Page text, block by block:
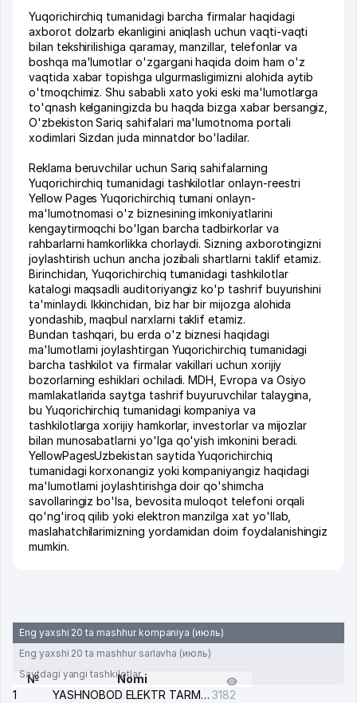
Yuqorichirchiq tumanidagi barcha firmalar haqidagi
axborot dolzarb ekanligini aniqlash uchun vaqti-vaqti
bilan tekshirilishiga qaramay, manzillar, telefonlar va
boshqa ma'lumotlar o'zgargani haqida doim ham o'z
vaqtida xabar topishga ulgurmasligimizni alohida aytib
o'tmoqchimiz. Shu sababli xato yoki eski ma'lumotlarga
to'qnash kelganingizda bu haqda bizga xabar bersangiz,
O'zbekiston Sariq sahifalari ma'lumotnoma portali
xodimlari Sizdan juda minnatdor bo'ladilar.
Reklama beruvchilar uchun Sariq sahifalarning
Yuqorichirchiq tumanidagi tashkilotlar onlayn-reestri
Yellow Pages Yuqorichirchiq tumani onlayn-
ma'lumotnomasi o'z biznesining imkoniyatlarini
kengaytirmoqchi bo'lgan barcha tadbirkorlar va
rahbarlarni hamkorlikka chorlaydi. Sizning axborotingizni
joylashtirish uchun ancha jozibali shartlarni taklif etamiz.
Birinchidan, Yuqorichirchiq tumanidagi tashkilotlar
katalogi maqsadli auditoriyangiz ko'p tashrif buyurishini
ta'minlaydi. Ikkinchidan, biz har bir mijozga alohida
yondashib, maqbul narxlarni taklif etamiz.
Bundan tashqari, bu erda o'z biznesi haqidagi
ma'lumotlarni joylashtirgan Yuqorichirchiq tumanidagi
barcha tashkilot va firmalar vakillari uchun xorijiy
bozorlarning eshiklari ochiladi. MDH, Evropa va Osiyo
mamlakatlarida saytga tashrif buyuruvchilar talaygina,
bu Yuqorichirchiq tumanidagi kompaniya va
tashkilotlarga xorijiy hamkorlar, investorlar va mijozlar
bilan munosabatlarni yo'lga qo'yish imkonini beradi.
YellowPagesUzbekistan saytida Yuqorichirchiq
tumanidagi korxonangiz yoki kompaniyangiz haqidagi
ma'lumotlarni joylashtirishga doir qo'shimcha
savollaringiz bo'lsa, bevosita muloqot telefoni orqali
qo'ng'iroq qilib yoki elektron manzilga xat yo'llab,
maslahatchilarimizning yordamidan doim foydalanishingiz
mumkin.
Eng yaxshi 20 ta mashhur kompaniya (июль)
Eng yaxshi 20 ta mashhur sarlavha (июль)
Saytdagi yangi tashkilotlar
№
Nomi
1
YASHNOBOD ELEKTR TARMOG'I NOSOZLIKLARI XIZMATI 3182